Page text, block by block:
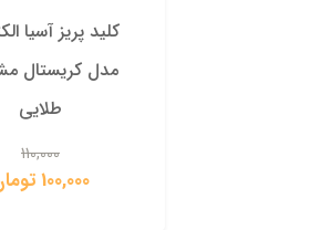
کلید پریز آسیا
مدل کریستال
طلایی
110,000
100,000 تومان